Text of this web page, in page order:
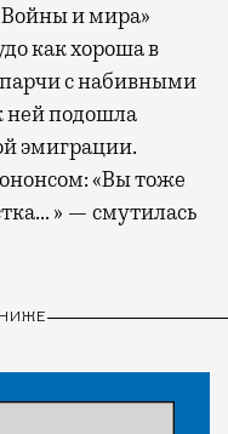
как хороша в
парчи с набивными
ней подошла
эмиграции.
«Вы тоже
» — смутилась